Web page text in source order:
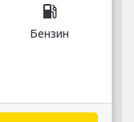
local_gas_station
Бензин